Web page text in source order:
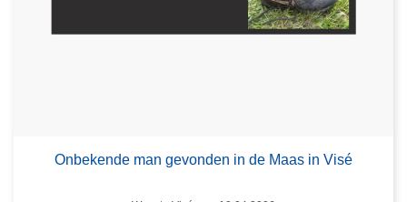
Onbekende man gevonden in de Maas in Visé